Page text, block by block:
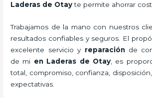
Laderas de Otayte permite ahorrar
Trabajamos de la mano con nuestros
resultados confiables y seguros. El
excelente servicio y reparaciónde
de mi en Laderas de Otay, es
total, compromiso, confianza,
expectativas.